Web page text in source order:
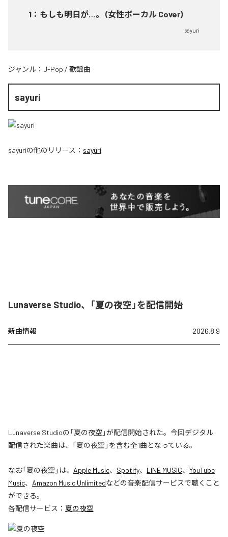
1 ： もしも明日が…。 (女性ボーカル Cover)
sayuri
ジャンル： J-Pop / 歌謡曲
sayuri
sayuriの他のリリース： sayuri
Lunaverse Studio、「夏の夜空」を配信開始
新曲情報 2026.8.9
Lunaverse Studioの「夏の夜空」が配信開始された。今回デジタル
配信された楽曲は、「夏の夜空」を含む全1曲となっている。
なお「夏の夜空 」は、 Apple Music、 Spotify、 LINE MUSIC、 YouTube
Music、 Amazon Music Unlimitedなどの音楽配信サービスで聴くこと
ができる。
各配信サービス： 夏の夜空